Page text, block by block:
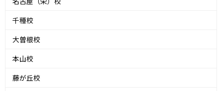
千種校
大曽根校
本山校
藤が丘校